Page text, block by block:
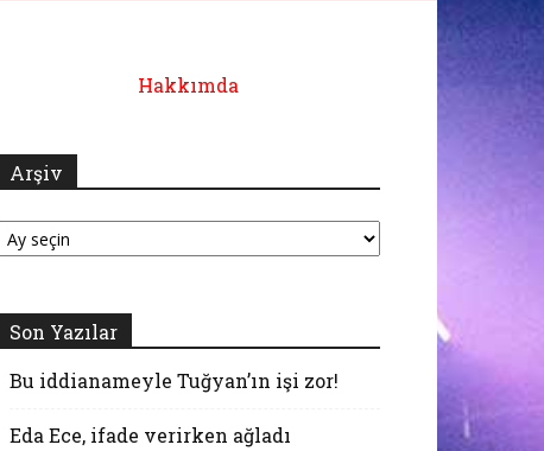
Hakkımda
Arşiv
Son Yazılar
Bu iddianameyle Tuğyan’ın işi zor!
Eda Ece, ifade verirken ağladı